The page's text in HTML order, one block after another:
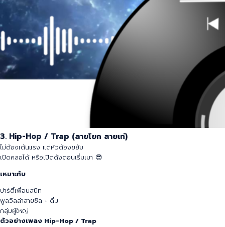
3. Hip-Hop / Trap (สายโยก สายเท่)
ไม่ต้องเต้นแรง แต่หัวต้องขยับ
เปิดคลอได้ หรือเปิดดังตอนเริ่มเมา 😎
เหมาะกับ